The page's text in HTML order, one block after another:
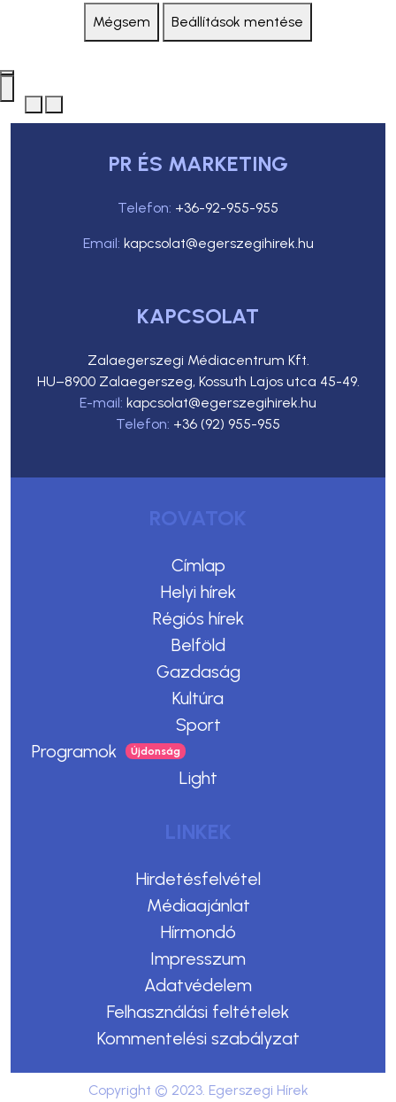
Mégsem Beállítások mentése
PR ÉS MARKETING
Telefon: +36-92-955-955
Email: kapcsolat@egerszegihirek.hu
KAPCSOLAT
Zalaegerszegi Médiacentrum Kft.
HU–8900 Zalaegerszeg, Kossuth Lajos utca 45-49.
E-mail: kapcsolat@egerszegihirek.hu
Telefon: +36 (92) 955-955
ROVATOK
Címlap
Helyi hírek
Régiós hírek
Belföld
Gazdaság
Kultúra
Sport
Programok
Light
LINKEK
Hirdetésfelvétel
Médiaajánlat
Hírmondó
Impresszum
Adatvédelem
Felhasználási feltételek
Kommentelési szabályzat
Copyright © 2023. Egerszegi Hírek